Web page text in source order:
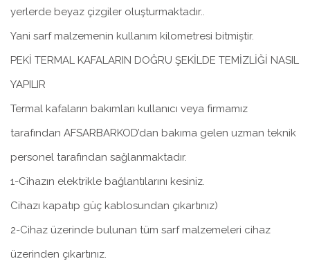
yerlerde beyaz çizgiler oluşturmaktadır..
Yani sarf malzemenin kullanım kilometresi bitmiştir.
PEKİ TERMAL KAFALARIN DOĞRU ŞEKİLDE TEMİZLİĞİ NASIL
YAPILIR
Termal kafaların bakımları kullanıcı veya firmamız
tarafından AFSARBARKOD’dan bakıma gelen uzman teknik
personel tarafından sağlanmaktadır.
1-Cihazın elektrikle bağlantılarını kesiniz.
Cihazı kapatıp güç kablosundan çıkartınız)
2-Cihaz üzerinde bulunan tüm sarf malzemeleri cihaz
üzerinden çıkartınız.